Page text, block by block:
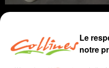
info
Le
notre